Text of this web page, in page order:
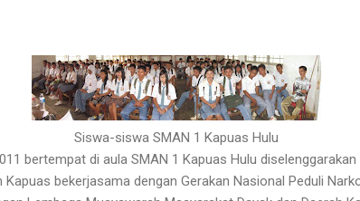
Siswa-siswa SMAN 1 Kapuas Hulu
bertempat di aula SMAN 1 Kapuas Hulu
bekerjasama dengan Gerakan Nasional Peduli